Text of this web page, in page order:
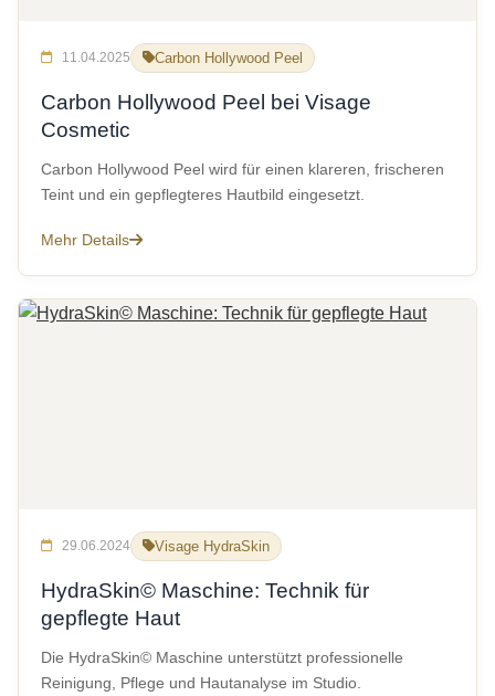
11.04.2025 Carbon Hollywood Peel
Carbon Hollywood Peel bei Visage
Cosmetic
Carbon Hollywood Peel wird für einen klareren, frischeren
Teint und ein gepflegteres Hautbild eingesetzt.
Mehr Details
29.06.2024 Visage HydraSkin
HydraSkin© Maschine: Technik für
gepflegte Haut
Die HydraSkin© Maschine unterstützt professionelle
Reinigung, Pflege und Hautanalyse im Studio.